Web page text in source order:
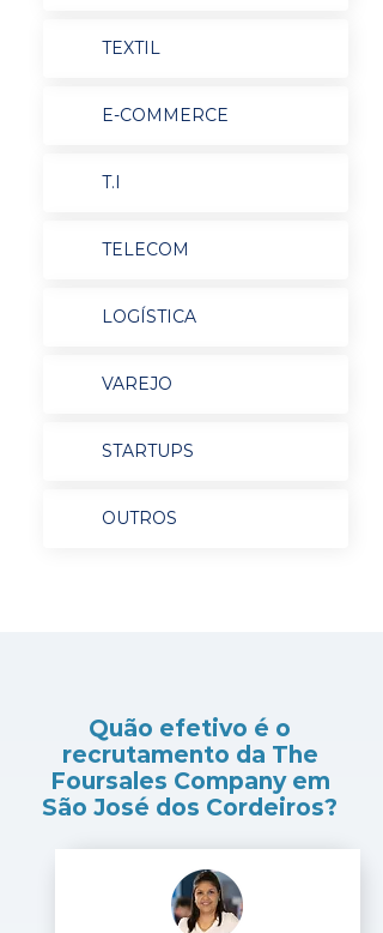
TEXTIL
E-COMMERCE
T.I
TELECOM
LOGÍSTICA
VAREJO
STARTUPS
OUTROS
Quão efetivo é o
recrutamento da The
Foursales Company em
São José dos Cordeiros?